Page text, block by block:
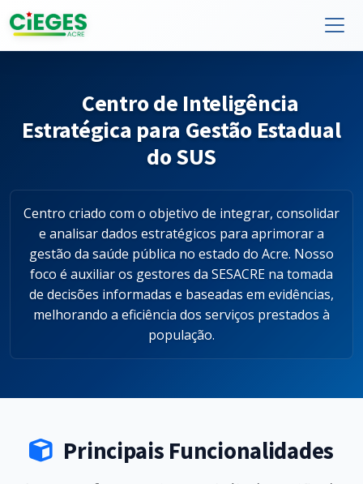
Centro de Inteligência
Estratégica para Gestão Estadual
do SUS
Centro criado com o objetivo de integrar, consolidar
e analisar dados estratégicos para aprimorar a
gestão da saúde pública no estado do Acre. Nosso
foco é auxiliar os gestores da SESACRE na tomada
de decisões informadas e baseadas em evidências,
melhorando a eficiência dos serviços prestados à
população.
Principais Funcionalidades